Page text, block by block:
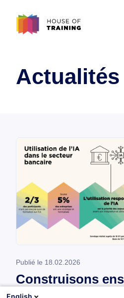
Actualités
Publié le 18.02.2026
Construisons
formations IA de
English